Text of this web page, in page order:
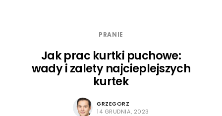
PRANIE
Jak prac kurtki puchowe:
wady i zalety najcieplejszych
kurtek
GRZEGORZ
14 GRUDNIA, 2023